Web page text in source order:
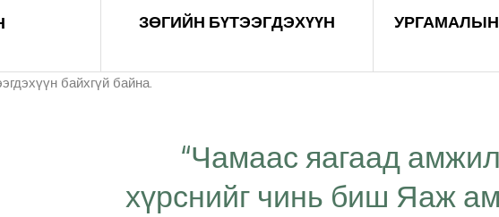
ЗӨГИЙН БҮТЭЭГДЭХҮҮН УРГАМАЛЫН
байхгүй байна.
“Чамаас яагаад
хүрснийг чинь биш Яаж